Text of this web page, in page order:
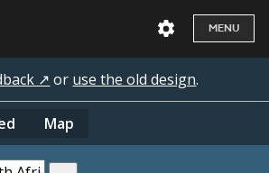
MENU
↗ or use the old design.
Map